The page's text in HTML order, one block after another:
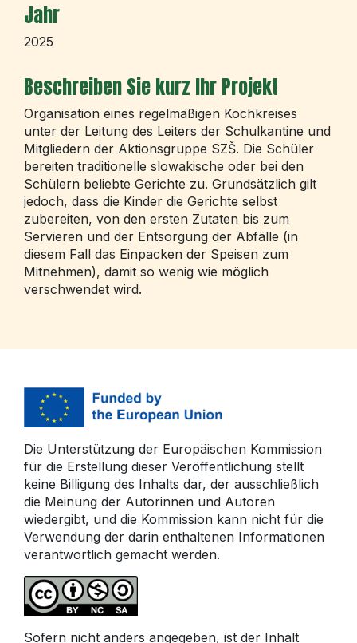
Jahr
2025
Beschreiben Sie kurz Ihr Projekt
Organisation eines regelmäßigen Kochkreises
unter der Leitung des Leiters der Schulkantine und
Mitgliedern der Aktionsgruppe SZŠ. Die Schüler
bereiten traditionelle slowakische oder bei den
Schülern beliebte Gerichte zu. Grundsätzlich gilt
jedoch, dass die Kinder die Gerichte selbst
zubereiten, von den ersten Zutaten bis zum
Servieren und der Entsorgung der Abfälle (in
diesem Fall das Einpacken der Speisen zum
Mitnehmen), damit so wenig wie möglich
verschwendet wird.
Die Unterstützung der Europäischen Kommission
für die Erstellung dieser Veröffentlichung stellt
keine Billigung des Inhalts dar, der ausschließlich
die Meinung der Autorinnen und Autoren
wiedergibt, und die Kommission kann nicht für die
Verwendung der darin enthaltenen Informationen
verantwortlich gemacht werden.
Sofern nicht anders angegeben, ist der Inhalt